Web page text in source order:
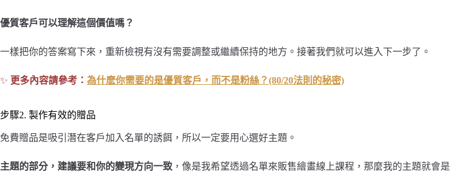
優質客戶可以理解這個價值嗎？
一樣把你的答案寫下來，重新檢視有沒有需要調整或繼續保持的地方。接著我們就可以進入下一步了。
✨ 更多內容請參考： 為什麽你需要的是優質客戶，而不是粉絲？(80/20法則的秘密)
步驟2. 製作有效的贈品
免費贈品是吸引潛在客戶加入名單的誘餌，所以一定要用心選好主題。
主題的部分，建議要和你的變現方向一致 ，像是我希望透過名單來販售繪畫線上課程，那麼我的主題就會是